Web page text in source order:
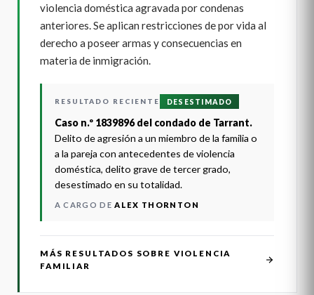
violencia doméstica agravada por condenas
anteriores. Se aplican restricciones de por vida al
derecho a poseer armas y consecuencias en
materia de inmigración.
RESULTADO RECIENTE DESESTIMADO
Caso n.º 1839896 del condado de Tarrant.
Delito de agresión a un miembro de la familia o
a la pareja con antecedentes de violencia
doméstica, delito grave de tercer grado,
desestimado en su totalidad.
A CARGO DEALEX THORNTON
MÁS RESULTADOS SOBRE VIOLENCIA
FAMILIAR